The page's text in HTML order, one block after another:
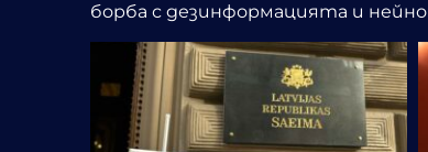
борба с дезинформацията и